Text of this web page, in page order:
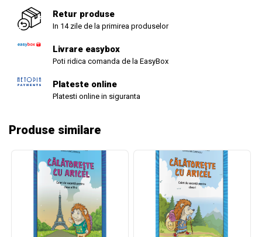
Retur produse
In 14 zile de la primirea produselor
Livrare easybox
Poti ridica comanda de la EasyBox
Plateste online
Platesti online in siguranta
Produse similare